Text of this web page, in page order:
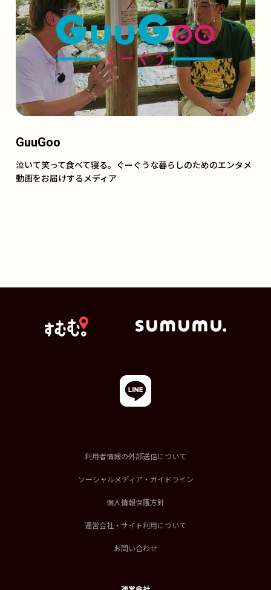
GuuGoo
泣いて笑って食べて寝る。ぐーぐうな暮らしのためのエンタメ
動画をお届けするメディア
利用者情報の外部送信について
ソーシャルメディア・ガイドライン
個人情報保護方針
運営会社・サイト利用について
お問い合わせ